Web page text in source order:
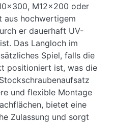
M12x200 oder
aus hochwertigem
er dauerhaft UV-
Das Langloch im
Spiel, falls die
positioniert ist, was die
und flexible Montage
bietet eine
Zulassung und sorgt